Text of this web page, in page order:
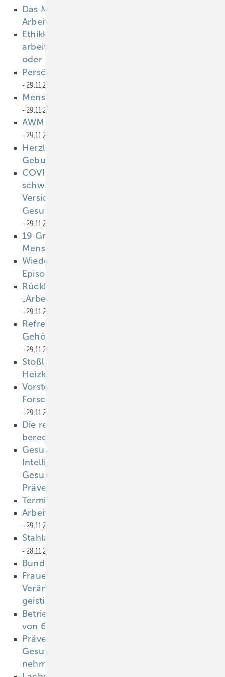
Das Menschmodell Dynamicus in der
Arbeitswelt
Ethikkommission: Beratung bei
arbeitsmedizinischer Forschung – Pflicht
oder Kür?
Persönliche Schutzausrüstung (PSA)
29.11.2022
Menschen in Kriegs- und Krisensituationen
29.11.2022
AWMF S1-Leitlinie Long/Post-COVID
29.11.2022
Herzlichen Glückwunsch zum 60.
Geburtstag, Thomas Kraus!
COVID-19-Impfung reduziert den Anteil der
schweren Krankheitsverläufe bei den
Versicherten der Berufsgenossenschaft für
Gesundheitsdienst und Wohlfahrtspflege
29.11.2022
19 Grad am Arbeitsplatz sind für gesunde
Menschen unbedenklich
Wiedereingliederung nach depressiver
Episode
Rückblick VDBW-Webinare 2022
„Arbeitsmedizin für Weiterzubildende“
29.11.2022
Refresherkurs „Arbeitsmedizinische
Gehörvorsorge für Assistenzpersonal“
29.11.2022
Stoßlüften belastet nicht die
Heizkostenrechnung
Vorstellung der neuen Förderrichtlinie zur
Forschung zur Gesundheit in der Arbeitswelt
29.11.2022
Die rechtskonforme Einladung von BEM-
berechtigten Mitarbeitenden
Gesunde Arbeitsroutinen dank künstlicher
Intelligenz und Sensorik – ein digitaler
Gesundheitscoach eröffnet neue Wege der
Prävention
Termine
Arbeiten mit Datenbrillen – aber sicher
29.11.2022
Stahlarbeit und Lungenkrebs-Risiko
28.11.2022
Bundesrat billigt Triage-Gesetz
Frauen profitieren stärker von
Veränderungen des Lebensstils für ihre
geistige Fitness
Betriebsarztservice: Finanzierung in Höhe
von 6.8 Millionen Euro
Präventionsbericht 2022:
Gesundheitsförderung und Prävention
nehmen wieder Fahrt auf